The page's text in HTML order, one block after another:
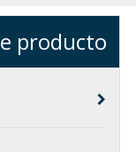
producto